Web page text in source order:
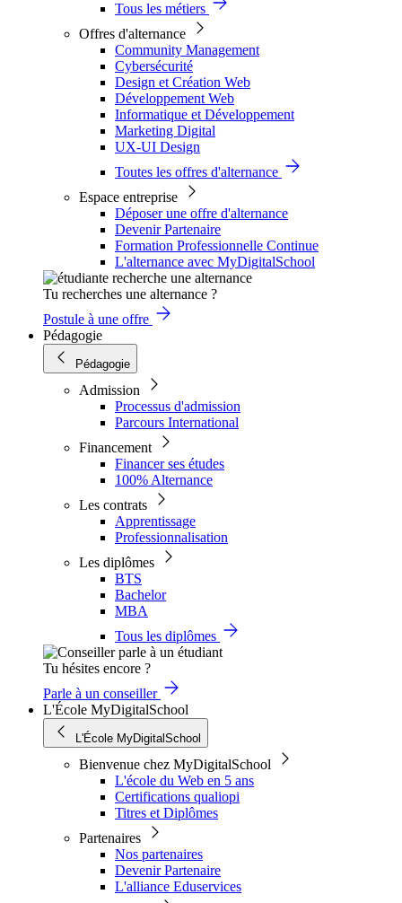
Tous les métiers
Offres d'alternance
Community Management
Cybersécurité
Design et Création Web
Développement Web
Informatique et Développement
Marketing Digital
UX-UI Design
Toutes les offres d'alternance
Espace entreprise
Déposer une offre d'alternance
Devenir Partenaire
Formation Professionnelle Continue
L'alternance avec MyDigitalSchool
Tu recherches une alternance ?
Postule à une offre
Pédagogie
Pédagogie
Admission
Processus d'admission
Parcours International
Financement
Financer ses études
100% Alternance
Les contrats
Apprentissage
Professionnalisation
Les diplômes
BTS
Bachelor
MBA
Tous les diplômes
Tu hésites encore ?
Parle à un conseiller
L'École MyDigitalSchool
L'École MyDigitalSchool
Bienvenue chez MyDigitalSchool
L'école du Web en 5 ans
Certifications qualiopi
Titres et Diplômes
Partenaires
Nos partenaires
Devenir Partenaire
L'alliance Eduservices